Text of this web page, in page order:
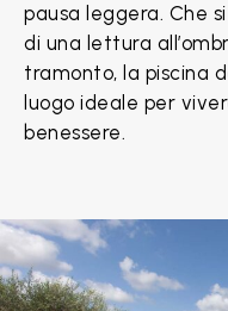
pausa leggera. Che
di una lettura
tramonto, la piscina
luogo ideale per
benessere.